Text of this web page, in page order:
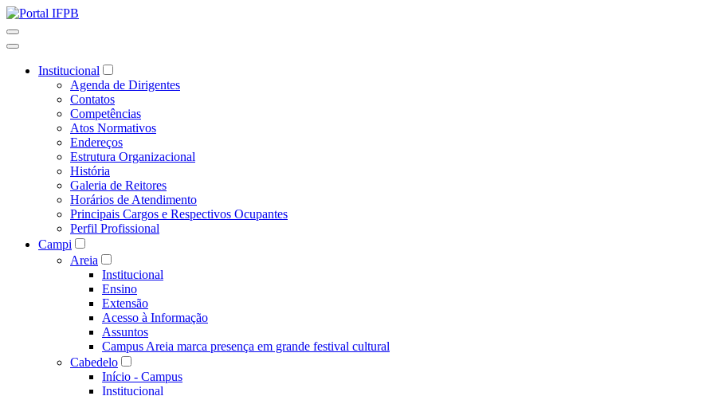
Institucional
Agenda de Dirigentes
Contatos
Competências
Atos Normativos
Endereços
Estrutura Organizacional
História
Galeria de Reitores
Horários de Atendimento
Principais Cargos e Respectivos Ocupantes
Perfil Profissional
Campi
Areia
Institucional
Ensino
Extensão
Acesso à Informação
Assuntos
Campus Areia marca presença em grande festival cultural
Cabedelo
Início - Campus
Institucional